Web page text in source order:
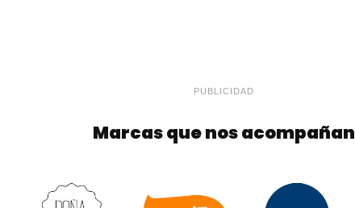
PUBLICIDAD
Marcas que nos acompañan